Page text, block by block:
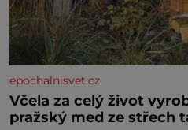
epochalnisvet.cz
Včela za celý život
pražský med ze střech